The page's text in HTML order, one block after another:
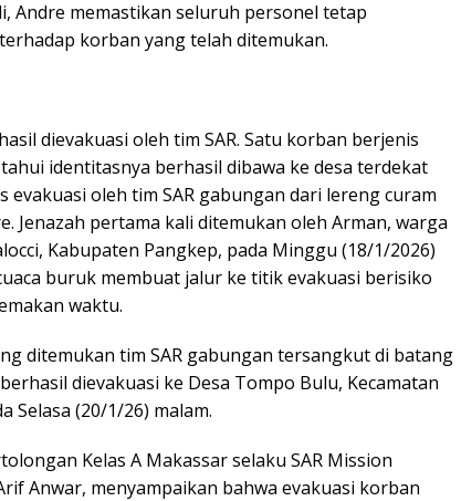
Andre memastikan seluruh personel tetap
korban yang telah ditemukan.
dievakuasi oleh tim SAR. Satu korban berjenis
identitasnya berhasil dibawa ke desa terdekat
oleh tim SAR gabungan dari lereng curam
Jenazah pertama kali ditemukan oleh Arman, warga
Kabupaten Pangkep, pada Minggu (18/1/2026)
buruk membuat jalur ke titik evakuasi berisiko
waktu.
ditemukan tim SAR gabungan tersangkut di batang
dievakuasi ke Desa Tompo Bulu, Kecamatan
Selasa (20/1/26) malam.
Kelas A Makassar selaku SAR Mission
Anwar, menyampaikan bahwa evakuasi korban